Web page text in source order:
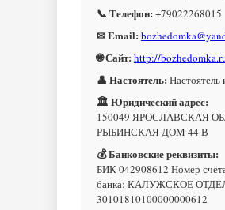
📞 Телефон: +79022268015
✉ Email:
🌐 Сайт: http://
👤 Настоятель:
🏛 Юридический адрес:
150049 ЯРОСЛАВСКАЯ
РЫБИНСКАЯ ДОМ 44 В
💰 Банковские реквизиты:
БИК 042908612 Номер
банка: КАЛУЖСКОЕ
30101810100000000612